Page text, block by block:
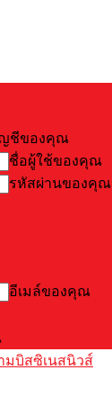
ญชีของคุณ
ชื่อผู้ใช้ของคุณ
รหัสผ่านของคุณ
อีเมล์ของคุณ
มบิสซิเนสนิวส์